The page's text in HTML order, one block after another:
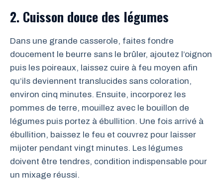
2. Cuisson douce des légumes
Dans une grande casserole, faites fondre
doucement le beurre sans le brûler, ajoutez l’oignon
puis les poireaux, laissez cuire à feu moyen afin
qu’ils deviennent translucides sans coloration,
environ cinq minutes. Ensuite, incorporez les
pommes de terre, mouillez avec le bouillon de
légumes puis portez à ébullition. Une fois arrivé à
ébullition, baissez le feu et couvrez pour laisser
mijoter pendant vingt minutes. Les légumes
doivent être tendres, condition indispensable pour
un mixage réussi.